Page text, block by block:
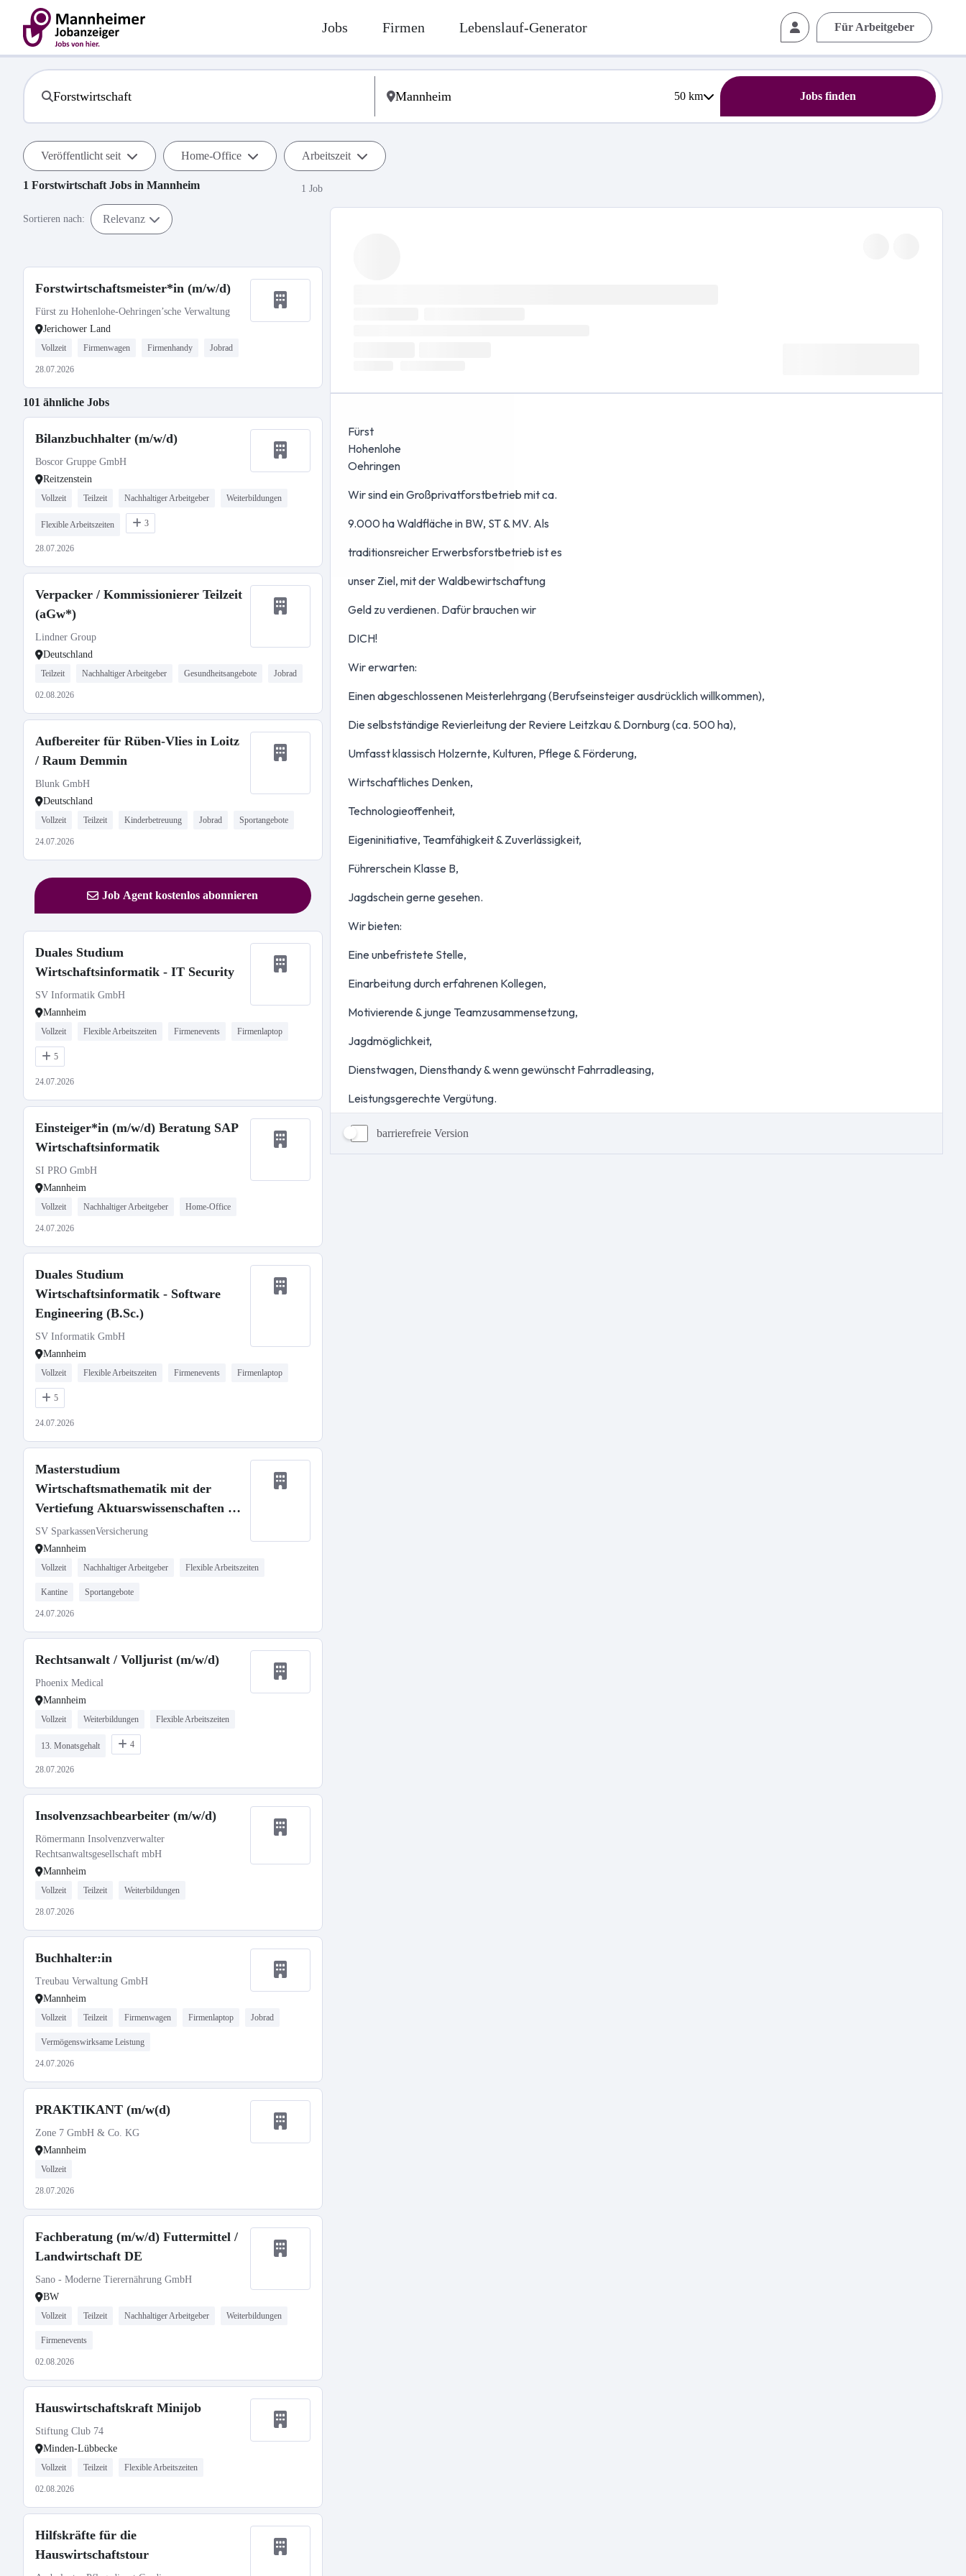
Jobs Firmen Lebenslauf-Generator Für Arbeitgeber
50km Jobs finden
Veröffentlicht seit Home-Office Arbeitszeit
1 Forstwirtschaft Jobs in Mannheim 1 Job
Sortieren nach: Relevanz
Forstwirtschaftsmeister*in (m/w/d)
Fürst zu Hohenlohe-Oehringen’sche Verwaltung
Jerichower Land
Vollzeit Firmenwagen Firmenhandy Jobrad
28.07.2026
101 ähnliche Jobs
Bilanzbuchhalter (m/w/d)
Boscor Gruppe GmbH
Reitzenstein
Vollzeit Teilzeit Nachhaltiger Arbeitgeber Weiterbildungen
Flexible Arbeitszeiten 3
28.07.2026
Verpacker / Kommissionierer Teilzeit
(aGw*)
Lindner Group
Deutschland
Teilzeit Nachhaltiger Arbeitgeber Gesundheitsangebote Jobrad
02.08.2026
Aufbereiter für Rüben-Vlies in Loitz
/ Raum Demmin
Blunk GmbH
Deutschland
Vollzeit Teilzeit Kinderbetreuung Jobrad Sportangebote
24.07.2026
Job Agent kostenlos abonnieren
Duales Studium
Wirtschaftsinformatik - IT Security
SV Informatik GmbH
Mannheim
Vollzeit Flexible Arbeitszeiten Firmenevents Firmenlaptop
5
24.07.2026
Einsteiger*in (m/w/d) Beratung SAP
Wirtschaftsinformatik
SI PRO GmbH
Mannheim
Vollzeit Nachhaltiger Arbeitgeber Home-Office
24.07.2026
Duales Studium
Wirtschaftsinformatik - Software
Engineering (B.Sc.)
SV Informatik GmbH
Mannheim
Vollzeit Flexible Arbeitszeiten Firmenevents Firmenlaptop
5
24.07.2026
Masterstudium
Wirtschaftsmathematik mit der
Vertiefung Aktuarswissenschaften in
Kooperation mit der Universität Ulm
- Aktuarielle Entwicklung
SV SparkassenVersicherung
Mannheim
Vollzeit Nachhaltiger Arbeitgeber Flexible Arbeitszeiten
Kantine Sportangebote
24.07.2026
Rechtsanwalt / Volljurist (m/w/d)
Phoenix Medical
Mannheim
Vollzeit Weiterbildungen Flexible Arbeitszeiten
13. Monatsgehalt 4
28.07.2026
Insolvenzsachbearbeiter (m/w/d)
Römermann Insolvenzverwalter
Rechtsanwaltsgesellschaft mbH
Mannheim
Vollzeit Teilzeit Weiterbildungen
28.07.2026
Buchhalter:in
Treubau Verwaltung GmbH
Mannheim
Vollzeit Teilzeit Firmenwagen Firmenlaptop Jobrad
Vermögenswirksame Leistung
24.07.2026
PRAKTIKANT (m/w(d)
Zone 7 GmbH & Co. KG
Mannheim
Vollzeit
28.07.2026
Fachberatung (m/w/d) Futtermittel /
Landwirtschaft DE
Sano - Moderne Tierernährung GmbH
BW
Vollzeit Teilzeit Nachhaltiger Arbeitgeber Weiterbildungen
Firmenevents
02.08.2026
Hauswirtschaftskraft Minijob
Stiftung Club 74
Minden-Lübbecke
Vollzeit Teilzeit Flexible Arbeitszeiten
02.08.2026
Hilfskräfte für die
Hauswirtschaftstour
barrierefreie Version